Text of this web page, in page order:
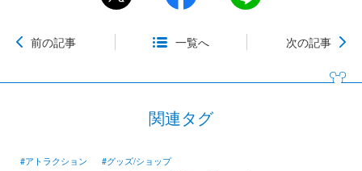
前の記事 一覧へ 次の記事
関連タグ
#アトラクション
#グッズ/ショップ